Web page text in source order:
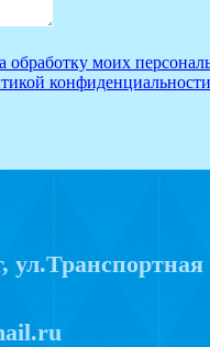
обработку моих
конфиденциальности
ул.Транспортная